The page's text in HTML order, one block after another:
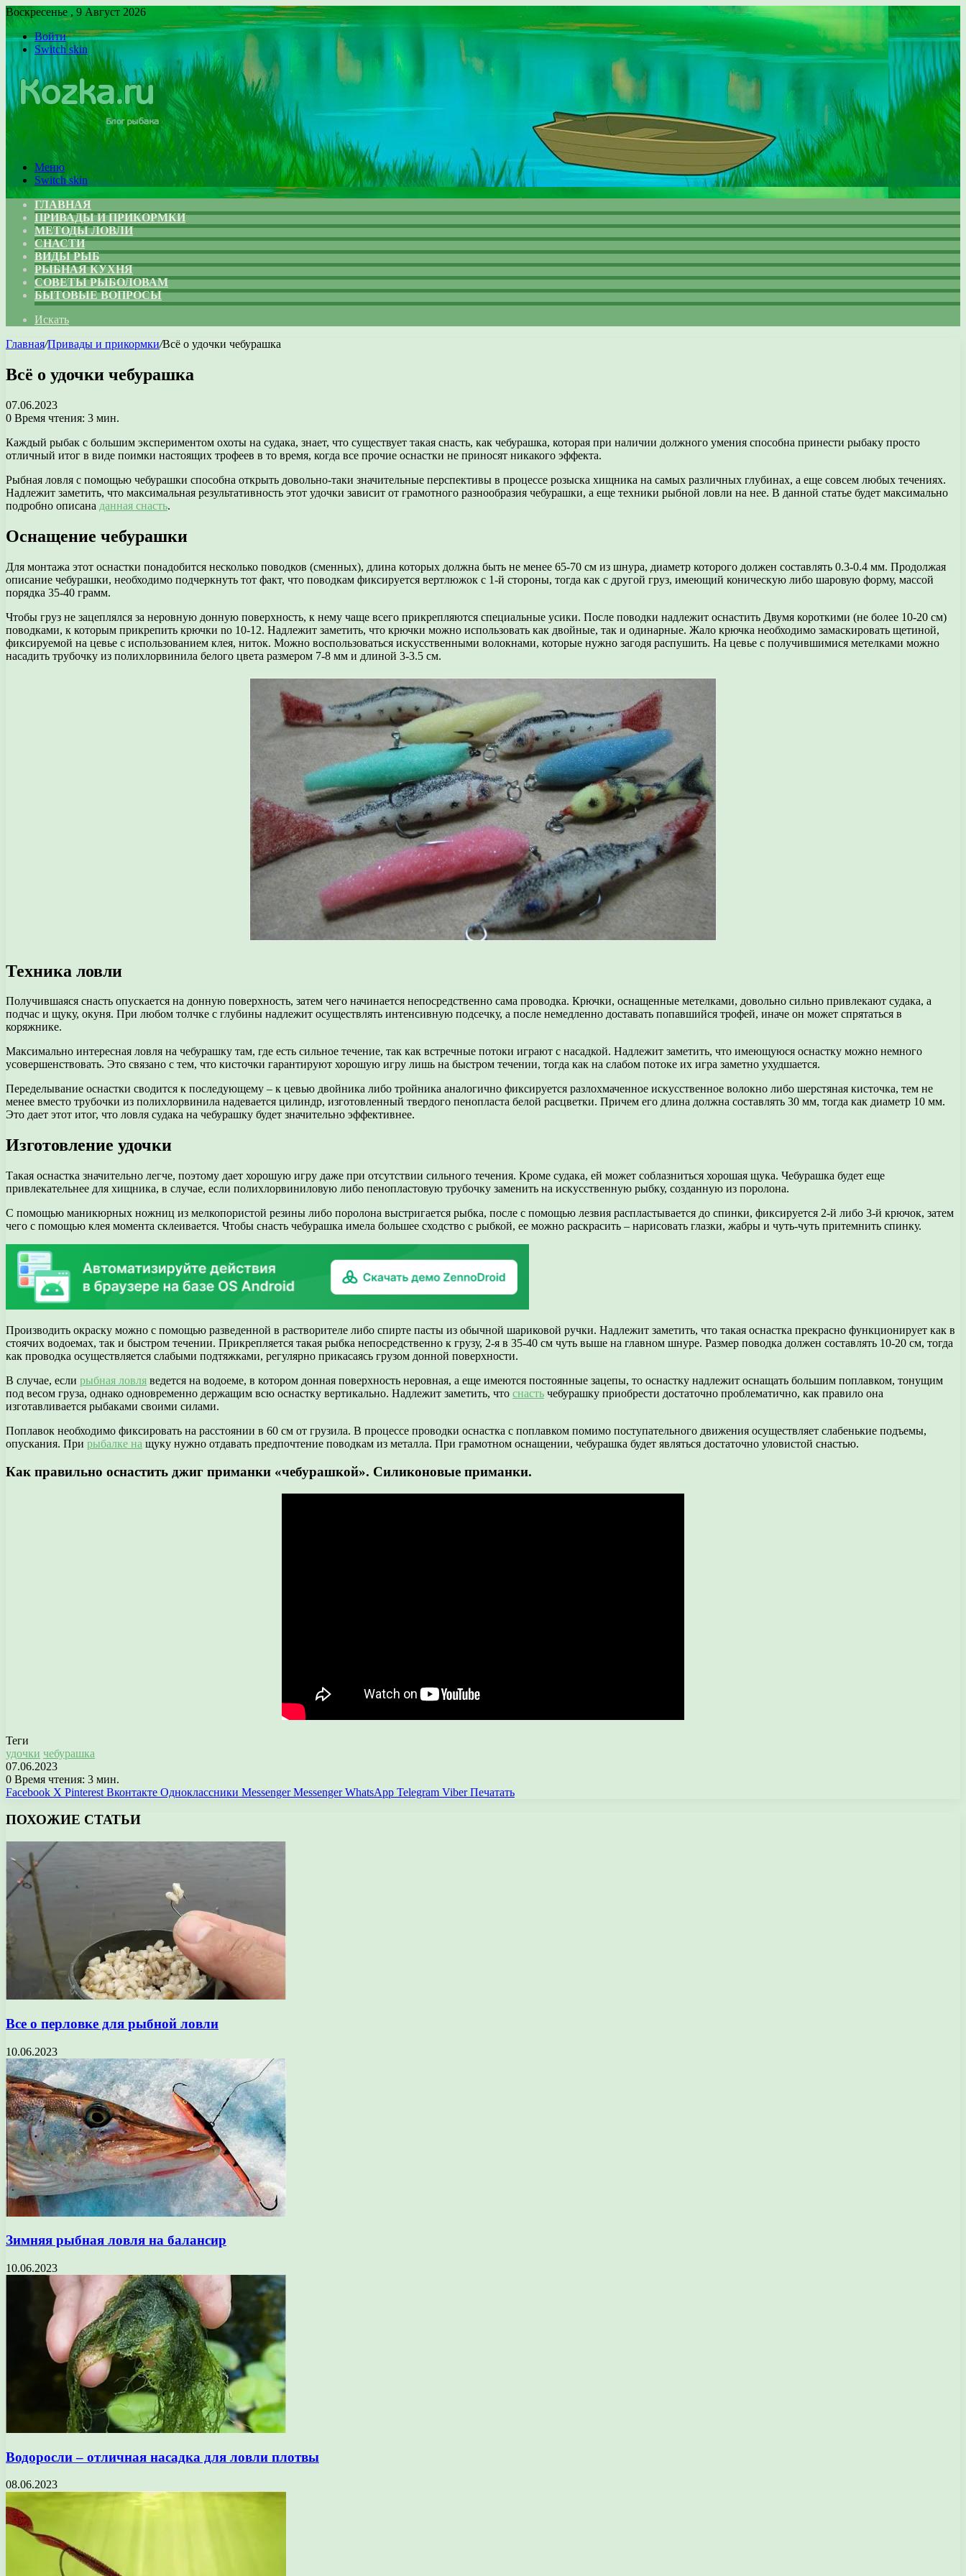
Воскресенье , 9 Август 2026
Войти
Switch skin
Меню
Switch skin
ГЛАВНАЯ
ПРИВАДЫ И ПРИКОРМКИ
МЕТОДЫ ЛОВЛИ
СНАСТИ
ВИДЫ РЫБ
РЫБНАЯ КУХНЯ
СОВЕТЫ РЫБОЛОВАМ
БЫТОВЫЕ ВОПРОСЫ
Искать
Главная/Привады и прикормки/Всё о удочки чебурашка
Всё о удочки чебурашка
07.06.2023
0 Время чтения: 3 мин.
Каждый рыбак с большим экспериментом охоты на судака, знает, что существует такая снасть, как чебурашка, которая при наличии должного умения способна принести рыбаку просто
отличный итог в виде поимки настоящих трофеев в то время, когда все прочие оснастки не приносят никакого эффекта.
Рыбная ловля с помощью чебурашки способна открыть довольно-таки значительные перспективы в процессе розыска хищника на самых различных глубинах, а еще совсем любых течениях.
Надлежит заметить, что максимальная результативность этот удочки зависит от грамотного разнообразия чебурашки, а еще техники рыбной ловли на нее. В данной статье будет максимально
подробно описана данная снасть.
Оснащение чебурашки
Для монтажа этот оснастки понадобится несколько поводков (сменных), длина которых должна быть не менее 65-70 см из шнура, диаметр которого должен составлять 0.3-0.4 мм. Продолжая
описание чебурашки, необходимо подчеркнуть тот факт, что поводкам фиксируется вертлюжок с 1-й стороны, тогда как с другой груз, имеющий коническую либо шаровую форму, массой
порядка 35-40 грамм.
Чтобы груз не зацеплялся за неровную донную поверхность, к нему чаще всего прикрепляются специальные усики. После поводки надлежит оснастить Двумя короткими (не более 10-20 см)
поводками, к которым прикрепить крючки no 10-12. Надлежит заметить, что крючки можно использовать как двойные, так и одинарные. Жало крючка необходимо замаскировать щетиной,
фиксируемой на цевье с использованием клея, ниток. Можно воспользоваться искусственными волокнами, которые нужно загодя распушить. На цевье с получившимися метелками можно
насадить трубочку из полихлорвинила белого цвета размером 7-8 мм и длиной 3-3.5 см.
Техника ловли
Получившаяся снасть опускается на донную поверхность, затем чего начинается непосредственно сама проводка. Крючки, оснащенные метелками, довольно сильно привлекают судака, а
подчас и щуку, окуня. При любом толчке с глубины надлежит осуществлять интенсивную подсечку, а после немедленно доставать попавшийся трофей, иначе он может спрятаться в
коряжнике.
Максимально интересная ловля на чебурашку там, где есть сильное течение, так как встречные потоки играют с насадкой. Надлежит заметить, что имеющуюся оснастку можно немного
усовершенствовать. Это связано с тем, что кисточки гарантируют хорошую игру лишь на быстром течении, тогда как на слабом потоке их игра заметно ухудшается.
Переделывание оснастки сводится к последующему – к цевью двойника либо тройника аналогично фиксируется разлохмаченное искусственное волокно либо шерстяная кисточка, тем не
менее вместо трубочки из полихлорвинила надевается цилиндр, изготовленный твердого пенопласта белой расцветки. Причем его длина должна составлять 30 мм, тогда как диаметр 10 мм.
Это дает этот итог, что ловля судака на чебурашку будет значительно эффективнее.
Изготовление удочки
Такая оснастка значительно легче, поэтому дает хорошую игру даже при отсутствии сильного течения. Кроме судака, ей может соблазниться хорошая щука. Чебурашка будет еще
привлекательнее для хищника, в случае, если полихлорвиниловую либо пенопластовую трубочку заменить на искусственную рыбку, созданную из поролона.
С помощью маникюрных ножниц из мелкопористой резины либо поролона выстригается рыбка, после с помощью лезвия распластывается до спинки, фиксируется 2-й либо 3-й крючок, затем
чего с помощью клея момента склеивается. Чтобы снасть чебурашка имела большее сходство с рыбкой, ее можно раскрасить – нарисовать глазки, жабры и чуть-чуть притемнить спинку.
Производить окраску можно с помощью разведенной в растворителе либо спирте пасты из обычной шариковой ручки. Надлежит заметить, что такая оснастка прекрасно функционирует как в
стоячих водоемах, так и быстром течении. Прикрепляется такая рыбка непосредственно к грузу, 2-я в 35-40 см чуть выше на главном шнуре. Размер поводка должен составлять 10-20 см, тогда
как проводка осуществляется слабыми подтяжками, регулярно прикасаясь грузом донной поверхности.
В случае, если рыбная ловля ведется на водоеме, в котором донная поверхность неровная, а еще имеются постоянные зацепы, то оснастку надлежит оснащать большим поплавком, тонущим
под весом груза, однако одновременно держащим всю оснастку вертикально. Надлежит заметить, что снасть чебурашку приобрести достаточно проблематично, как правило она
изготавливается рыбаками своими силами.
Поплавок необходимо фиксировать на расстоянии в 60 см от грузила. В процессе проводки оснастка с поплавком помимо поступательного движения осуществляет слабенькие подъемы,
опускания. При рыбалке на щуку нужно отдавать предпочтение поводкам из металла. При грамотном оснащении, чебурашка будет являться достаточно уловистой снастью.
Как правильно оснастить джиг приманки «чебурашкой». Силиконовые приманки.
Теги
удочки чебурашка
07.06.2023
0 Время чтения: 3 мин.
Facebook X Pinterest Вконтакте Одноклассники Messenger Messenger WhatsApp Telegram Viber Печатать
ПОХОЖИЕ СТАТЬИ
Все о перловке для рыбной ловли
10.06.2023
Зимняя рыбная ловля на балансир
10.06.2023
Водоросли – отличная насадка для ловли плотвы
08.06.2023